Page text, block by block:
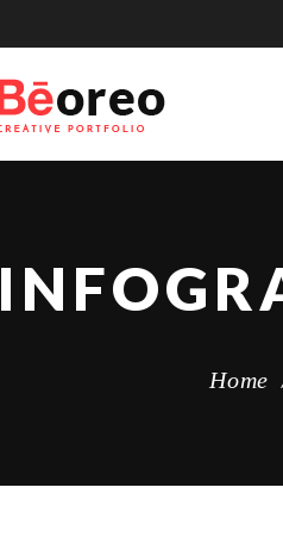
Home